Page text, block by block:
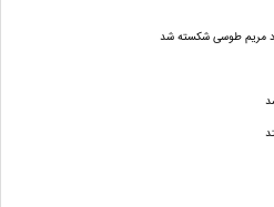
مریم طوسی شکسته شد